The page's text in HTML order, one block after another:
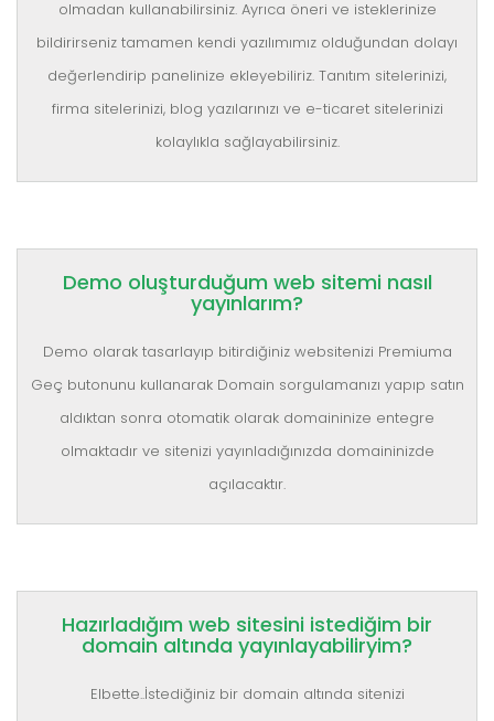
olmadan kullanabilirsiniz. Ayrıca öneri ve isteklerinize
bildirirseniz tamamen kendi yazılımımız olduğundan dolayı
değerlendirip panelinize ekleyebiliriz. Tanıtım sitelerinizi,
firma sitelerinizi, blog yazılarınızı ve e-ticaret sitelerinizi
kolaylıkla sağlayabilirsiniz.
Demo oluşturduğum web sitemi nasıl
yayınlarım?
Demo olarak tasarlayıp bitirdiğiniz websitenizi Premiuma
Geç butonunu kullanarak Domain sorgulamanızı yapıp satın
aldıktan sonra otomatik olarak domaininize entegre
olmaktadır ve sitenizi yayınladığınızda domaininizde
açılacaktır.
Hazırladığım web sitesini istediğim bir
domain altında yayınlayabiliryim?
Elbette..İstediğiniz bir domain altında sitenizi